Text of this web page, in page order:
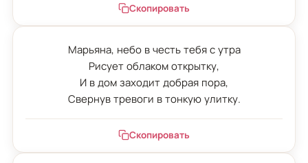
Скопировать
Марьяна, небо в честь тебя с утра
Рисует облаком открытку,
И в дом заходит добрая пора,
Свернув тревоги в тонкую улитку.
Скопировать